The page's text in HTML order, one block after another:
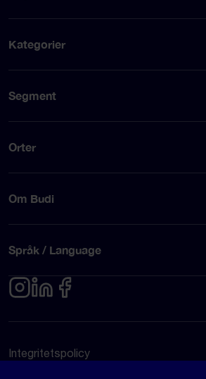
Kategorier
Segment
Orter
Om Budi
Språk / Language
Integritetspolicy